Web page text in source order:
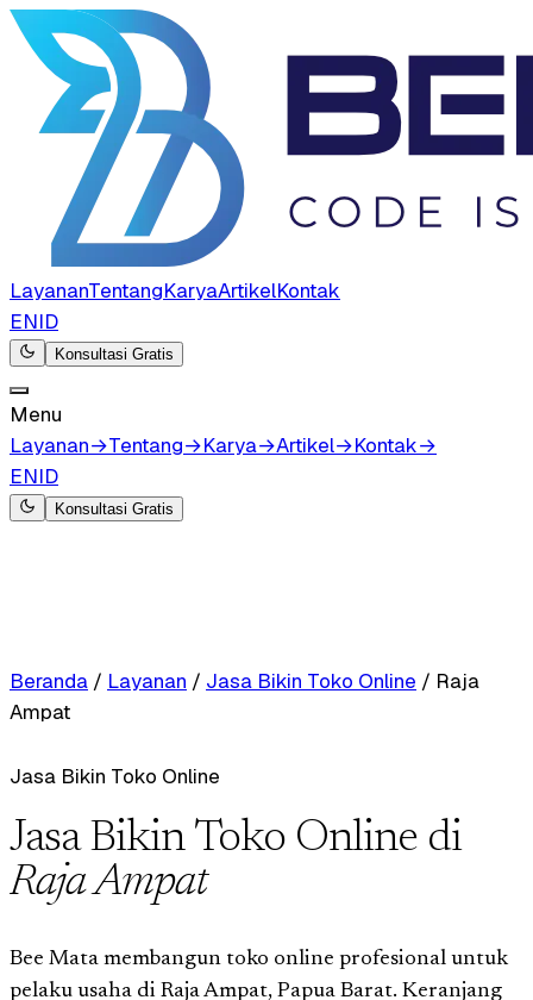
LayananTentangKaryaArtikelKontak
ENID
Konsultasi Gratis
Menu
Layanan→Tentang→Karya→Artikel→Kontak→
ENID
Konsultasi Gratis
Beranda / Layanan / Jasa Bikin Toko Online / Raja
Ampat
Jasa Bikin Toko Online
Jasa Bikin Toko Online di
Raja Ampat
Bee Mata membangun toko online profesional untuk
pelaku usaha di Raja Ampat, Papua Barat. Keranjang